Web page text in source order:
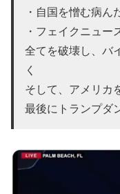
・自国を憎む病ん
・フェイクニュー
全てを破壊し、バ
く
そして、アメリカ
最後にトランプダ